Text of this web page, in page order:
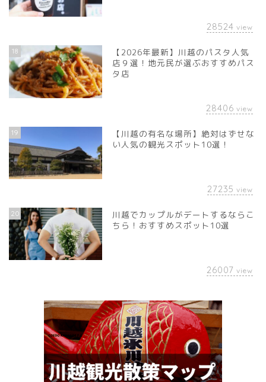
28524 view
18
【2026年最新】川越のパスタ人気
店９選！地元民が選ぶおすすめパス
タ店
28406 view
19
【川越の有名な場所】絶対はずせな
い人気の観光スポット10選！
27235 view
20
川越でカップルがデートするならこ
ちら！おすすめスポット10選
26007 view